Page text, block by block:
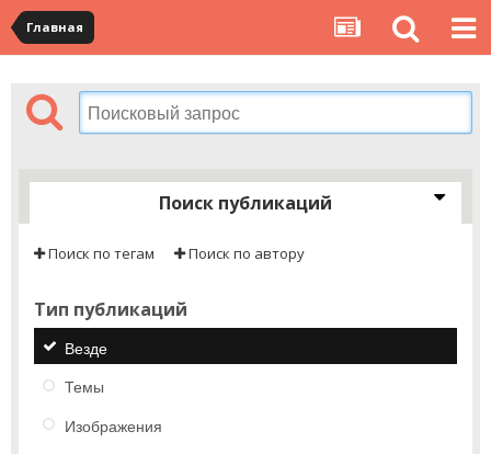
Главная
Поиск публикаций
Поиск по тегам Поиск по автору
Тип публикаций
Везде
Темы
Изображения